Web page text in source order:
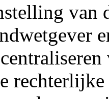
van
rechterlijke